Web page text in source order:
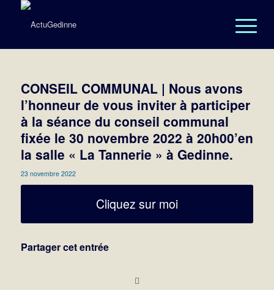
CONSEIL COMMUNAL | Nous avons
l’honneur de vous inviter à participer
à la séance du conseil communal
fixée le 30 novembre 2022 à 20h00’en
la salle « La Tannerie » à Gedinne.
23 novembre 2022
Cliquez sur moi
Partager cet entrée